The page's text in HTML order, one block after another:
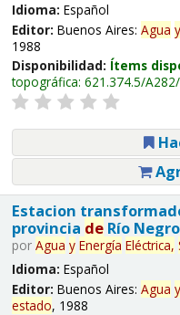
Idioma: Español
Editor: Buenos Aires: Agua y
1988
Disponibilidad: Ítems
topográfica: 621.374.5/
Estacion
provincia deRío
por Agua y Energía Eléctrica,
Idioma: Español
Editor: Buenos Aires: Agua y
estado, 1988